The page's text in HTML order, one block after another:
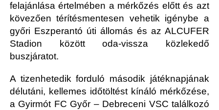
felajánlása értelmében a mérkőzés előtt és azt
kövezően térítésmentesen vehetik igénybe a
győri Eszperantó úti állomás és az ALCUFER
Stadion között oda-vissza közlekedő
buszjáratot.
A tizenhetedik forduló második játéknapjának
délutáni, kellemes időtöltést kínáló mérkőzése,
a Gyirmót FC Győr – Debreceni VSC találkozó